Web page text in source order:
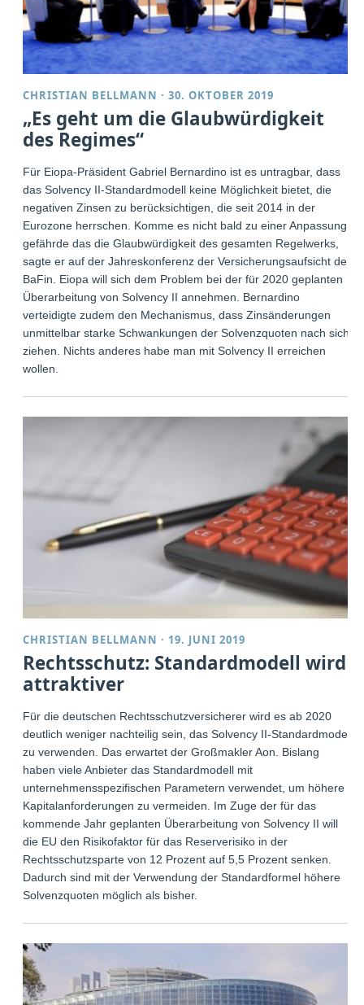
CHRISTIAN BELLMANN ·30. OKTOBER 2019
„Es geht um die Glaubwürdigkeit
des Regimes“
Für Eiopa-Präsident Gabriel Bernardino ist es untragbar, dass
das Solvency II-Standardmodell keine Möglichkeit bietet, die
negativen Zinsen zu berücksichtigen, die seit 2014 in der
Eurozone herrschen. Komme es nicht bald zu einer Anpassung,
gefährde das die Glaubwürdigkeit des gesamten Regelwerks,
sagte er auf der Jahreskonferenz der Versicherungsaufsicht der
BaFin. Eiopa will sich dem Problem bei der für 2020 geplanten
Überarbeitung von Solvency II annehmen. Bernardino
verteidigte zudem den Mechanismus, dass Zinsänderungen
unmittelbar starke Schwankungen der Solvenzquoten nach sich
ziehen. Nichts anderes habe man mit Solvency II erreichen
wollen.
CHRISTIAN BELLMANN · 19. JUNI 2019
Rechtsschutz: Standardmodell wird
attraktiver
Für die deutschen Rechtsschutzversicherer wird es ab 2020
deutlich weniger nachteilig sein, das Solvency II-Standardmodell
zu verwenden. Das erwartet der Großmakler Aon. Bislang
haben viele Anbieter das Standardmodell mit
unternehmensspezifischen Parametern verwendet, um höhere
Kapitalanforderungen zu vermeiden. Im Zuge der für das
kommende Jahr geplanten Überarbeitung von Solvency II will
die EU den Risikofaktor für das Reserverisiko in der
Rechtsschutzsparte von 12 Prozent auf 5,5 Prozent senken.
Dadurch sind mit der Verwendung der Standardformel höhere
Solvenzquoten möglich als bisher.